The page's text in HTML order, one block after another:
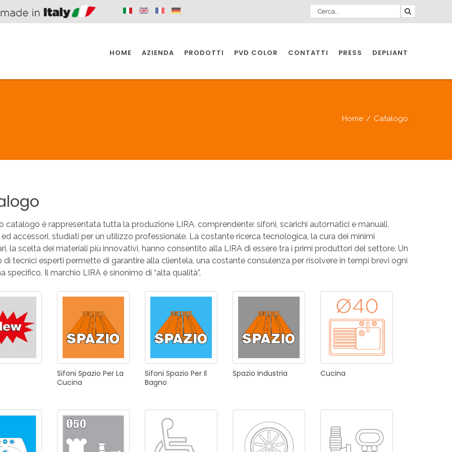
HOME AZIENDA PRODOTTI
PER
SIFONI SPAZIO PER
SIFONI SPAZIO PER
BAGNO INDUSTRIA
PER
DISABILI
PILETTE ACCESSORI
PVD COLOR CONTATTI PRESS
DEPLIANT
IL BAGNO
L'INDUSTRIA
PER
DISABILI
PILETTE ACCESSORI
NOVITÀ 2025
Home / Catalogo
catalogo è rappresentata tutta la produzione LIRA, comprendente: sifoni, scarichi automatici e manuali,
accessori, studiati per un utilizzo professionale. La costante ricerca tecnologica, la cura dei minimi
la scelta dei materiali più innovativi, hanno consentito alla LIRA di essere tra i primi produttori del settore. Un
di tecnici esperti permette di garantire alla clientela, una costante consulenza per risolvere in tempi brevi ogni
specifico. Il marchio LIRA è sinonimo di “alta qualità”.
Sifoni Spazio Per La
Cucina
Sifoni Spazio Per Il
Bagno
Spazio Industria Cucina